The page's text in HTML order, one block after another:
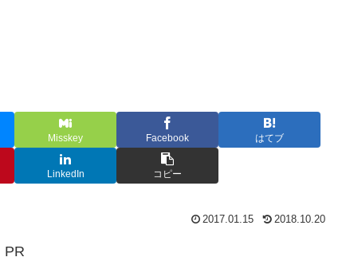
Misskey Facebook はてブ
LinkedIn コピー
2017.01.15 2018.10.20
PR